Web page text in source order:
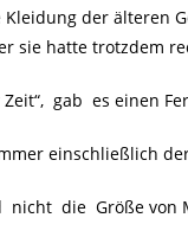
der älteren
sie hatte trotzdem
gab es einen
einschließlich
die Größe von